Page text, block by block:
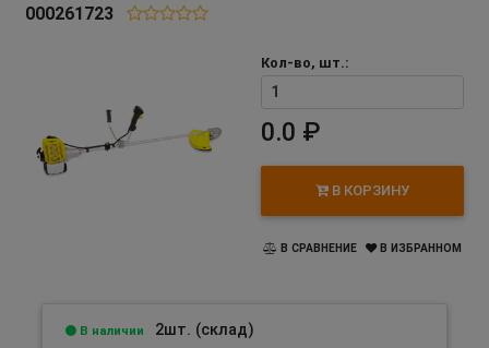
000261723
Кол-во, шт.:
0.0 ₽
В КОРЗИНУ
В СРАВНЕНИЕ В ИЗБРАННОМ
В наличии 2шт. (склад)